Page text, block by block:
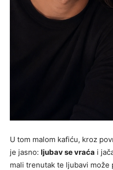
U tom malom kafiću, kroz
je jasno: ljubav se vraća i
mali trenutak te ljubavi